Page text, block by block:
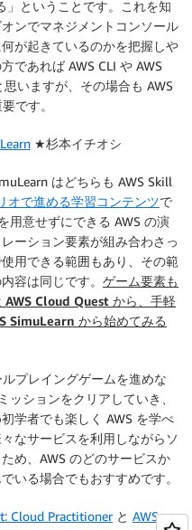
」ということです。これを知
ンでマネジメントコンソール
が起きているのかを把握しや
であれば AWS CLI や AWS
いますが、その場合も AWS
です。
★杉本イチオシ
はどちらも AWS Skill
オで進める学習コンテンツで
用意せずにできる AWS の演
ーション要素が組み合わさっ
用できる範囲もあり、その範
容は同じです。 ゲーム要素も
Cloud Quest から、手軽
SimuLearn から始めてみる
プレイングゲームを進めな
ッションをクリアしていき、
学者でも楽しく AWS を学べ
なサービスを利用しながらソ
め、AWS のどのサービスか
いる場合でもおすすめです。
Cloud Practitionerと AWS